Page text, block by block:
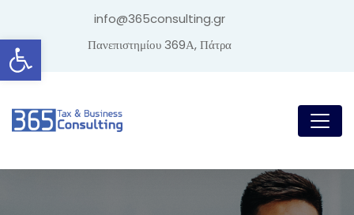
Ανοίξτε τη γραμμή εργαλείων
info@365consulting.gr
Πανεπιστημίου 369Α, Πάτρα